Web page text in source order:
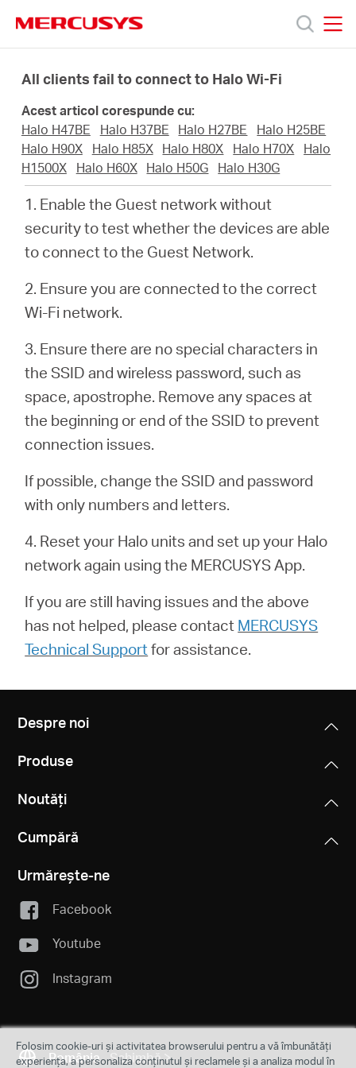
navigation
Produse
Suport
Despre
All clients fail to connect to Halo Wi-Fi
Acest articol corespunde cu:
Halo H47BE
Halo H37BE Halo H27BE
Halo H25BE
Halo H90X
Halo H85X Halo H80X Halo H70X
Halo
H1500X
Halo H60X Halo H50G Halo H30G
1. Enable the Guest network without
security to test whether the devices are able
to connect to the Guest Network.
2. Ensure you are connected to the correct
Wi-Fi network.
3. Ensure there are no special characters in
the SSID and wireless password, such as
space, apostrophe. Remove any spaces at
the beginning or end of the SSID to prevent
connection issues.
If possible, change the SSID and password
with only numbers and letters.
4. Reset your Halo units and set up your Halo
network again using the MERCUSYS App.
If you are still having issues and the above
has not helped, please contact MERCUSYS
Technical Supportfor assistance.
Despre noi
Produse
Noutăți
Cumpără
Urmărește-ne
Facebook
Youtube
Instagram
România Schimbă
Folosim cookie-uri și activitatea browserului pentru a vă îmbunătăți
experiența, a personaliza conținutul și reclamele și a analiza modul în